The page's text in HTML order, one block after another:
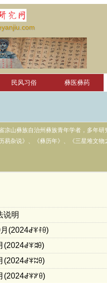
民风习俗 彝医彝药
null
凉山彝族自治州彝族青年学者，多年
易杂说》、《彝历年》、《三星堆文
说明